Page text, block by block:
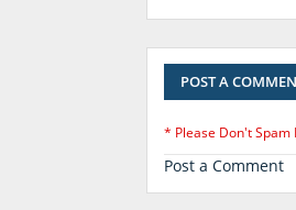
POST A
* Please Don't Spam
Post a Comment